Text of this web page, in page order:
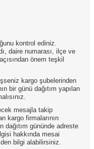
kontrol ediniz.
daire numarası, ilçe ve
önem teşkil
kargo şubelerinden
bir günü dağıtım yapılan
mesajla takip
kargo firmalarının
gününde adreste
hakkında mesai
bilgi alabilirsiniz.